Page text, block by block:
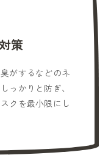
策
がするなどのネ
っかりと防ぎ、
クを最小限にし